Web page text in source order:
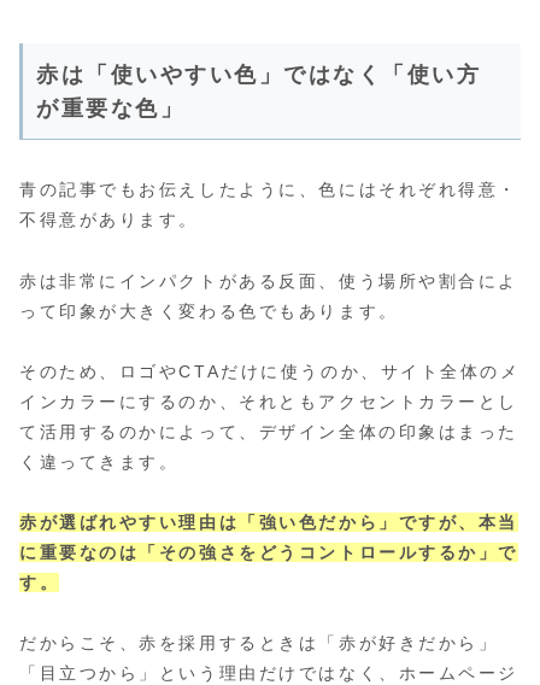
赤は「使いやすい色」ではなく「使い方
が重要な色」
青の記事でもお伝えしたように、色にはそれぞれ得意・
不得意があります。
赤は非常にインパクトがある反面、使う場所や割合によ
って印象が大きく変わる色でもあります。
そのため、ロゴやCTAだけに使うのか、サイト全体のメ
インカラーにするのか、それともアクセントカラーとし
て活用するのかによって、デザイン全体の印象はまった
く違ってきます。
赤が選ばれやすい理由は「強い色だから」ですが、本当
に重要なのは「その強さをどうコントロールするか」で
す。
だからこそ、赤を採用するときは「赤が好きだから」
「目立つから」という理由だけではなく、ホームページ